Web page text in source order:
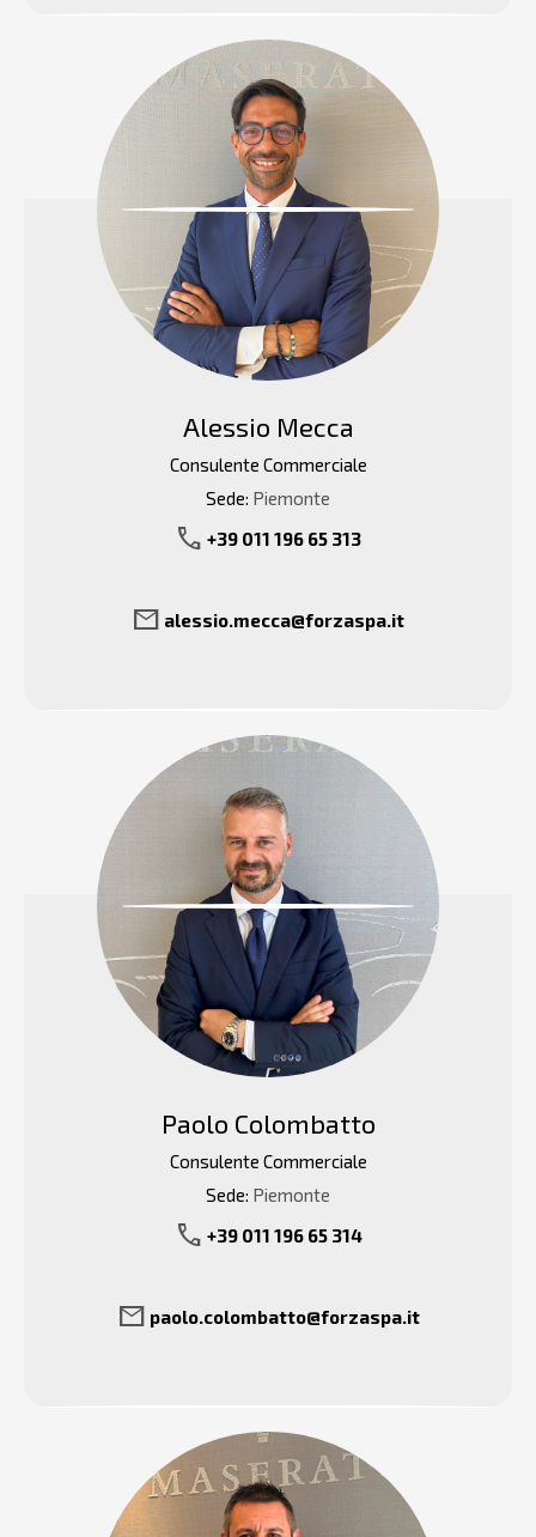
Alessio Mecca
Consulente Commerciale
Sede: Piemonte
call +39 011 196 65 313
mail alessio.mecca@forzaspa.it
Paolo Colombatto
Consulente Commerciale
Sede: Piemonte
call +39 011 196 65 314
mail paolo.colombatto@forzaspa.it